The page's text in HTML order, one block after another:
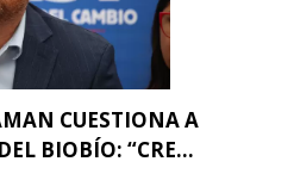
CUESTIONA A
BIOBÍO: “CRE...